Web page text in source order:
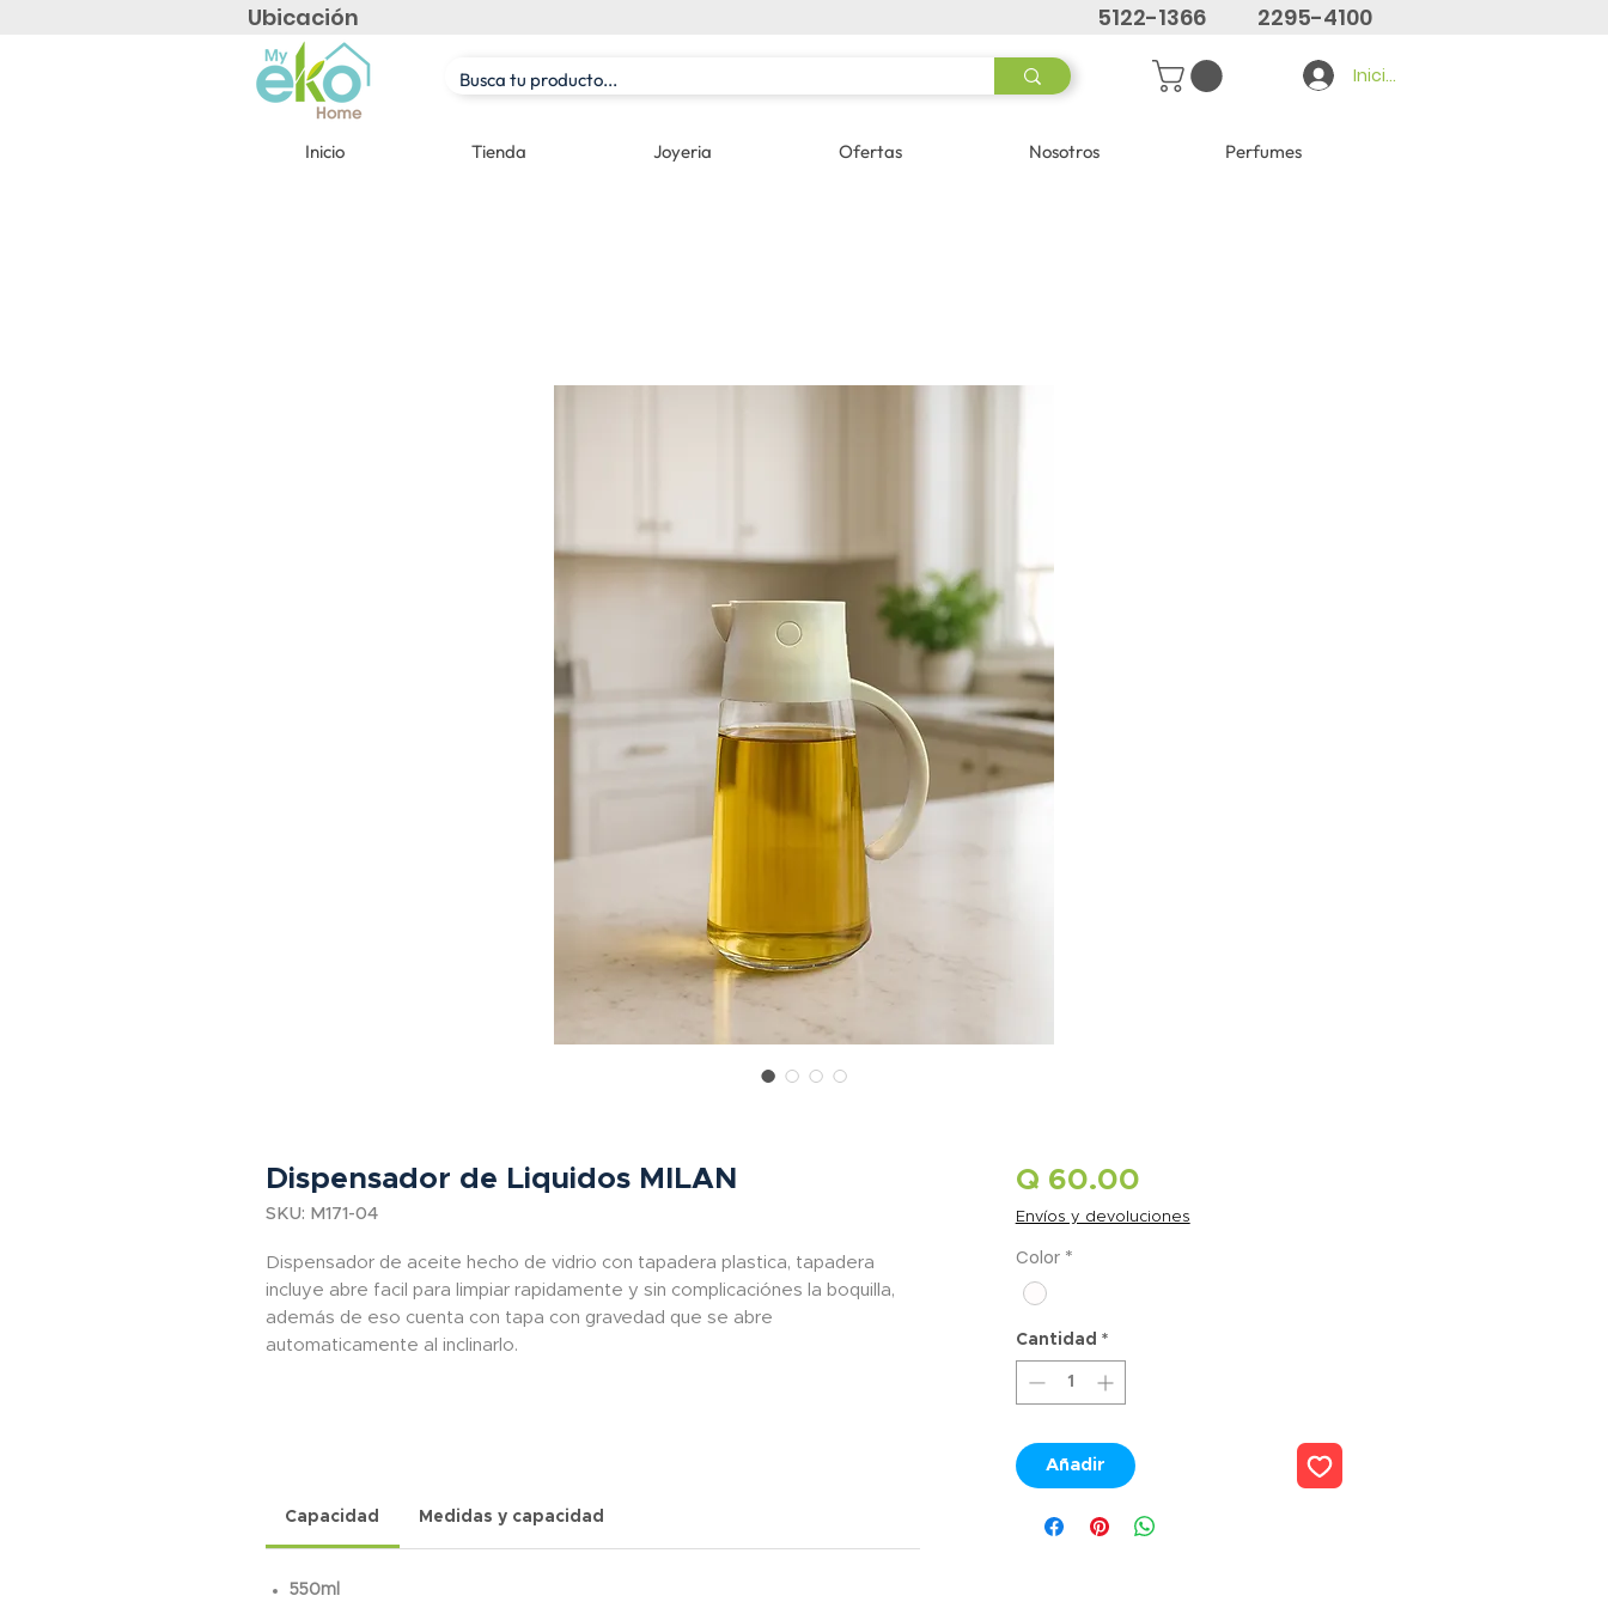
Ubicación 5122-1366 2295-4100
Iniciar sesión
Inicio Tienda Joyeria Ofertas Nosotros Perfumes
Dispensador de Liquidos MILAN
SKU: M171-04
Dispensador de aceite hecho de vidrio con tapadera plastica, tapadera
incluye abre facil para limpiar rapidamente y sin complicaciónes la boquilla,
además de eso cuenta con tapa con gravedad que se abre
automaticamente al inclinarlo.
Capacidad Medidas y capacidad
550ml
Q 60.00Precio
Envíos y devoluciones
Color *
Cantidad *
Añadir